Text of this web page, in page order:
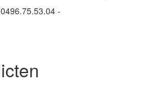
0496.75.53.04 -